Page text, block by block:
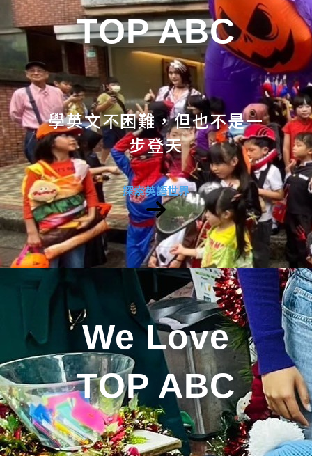
TOP ABC
學英文不困難，但也不是一
步登天
探索英語世界
We Love
TOP ABC